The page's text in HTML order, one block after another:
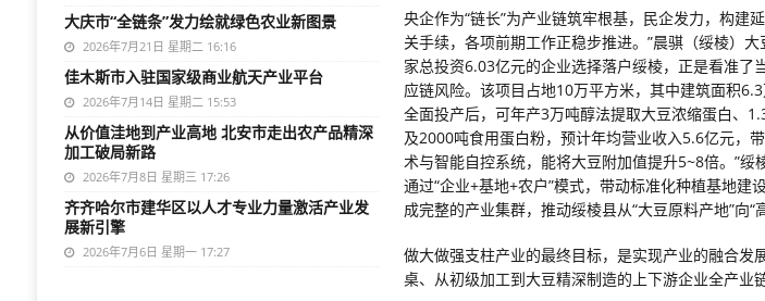
央企作为“链长”为产业链筑牢根基，民企发力，构建
关手续，各项前期工作正稳步推进。”晨骐（绥棱）
家总投资6.03亿元的企业选择落户绥棱，正是看准了
应链风险。该项目占地10万平方米，其中建筑面积
全面投产后，可年产3万吨醇法提取大豆浓缩蛋白、
及2000吨食用蛋白粉，预计年均营业收入5.6亿元，
术与智能自控系统，能将大豆附加值提升5~8倍。”
通过“企业+基地+农户”模式，带动标准化种植基地
成完整的产业集群，推动绥棱县从“大豆原料产地”向“
做大做强支柱产业的最终目标，是实现产业的融合发
桌、从初级加工到大豆精深制造的上下游企业全产业
大庆市“全链条”发力绘就绿色农业新图景
2026年7月21日 星期二 16:16
佳木斯市入驻国家级商业航天产业平台
2026年7月14日 星期二 15:53
从价值洼地到产业高地 北安市走出农产品精深
加工破局新路
2026年7月8日 星期三 17:26
齐齐哈尔市建华区以人才专业力量激活产业发
展新引擎
2026年7月6日 星期一 17:27